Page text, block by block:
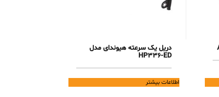
دریل یک سرعته هیوندای مدل
HP336-ED
اطلاعات بیشتر